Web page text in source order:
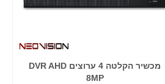
מכשיר הקלטה 4 ערוצים DVR AHD
8MP